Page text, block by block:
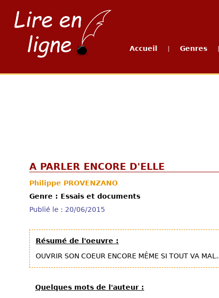
Accueil Genres
A PARLER ENCORE D'ELLE
Philippe PROVENZANO
Genre : Essais et documents
Publié le : 20/06/2015
Résumé de l'oeuvre :
OUVRIR SON COEUR ENCORE MÊME SI TOUT VA
Quelques mots de l'auteur :